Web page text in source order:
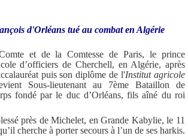
d'Orléans tué au combat en Algérie
et de la Comtesse de Paris, le prince
d’officiers de Cherchell, en Algérie, après
puis son diplôme de l'Institut agricole
Sous-lieutenant au 7ème Bataillon de
fondé par le duc d’Orléans, fils aîné du roi
près de Michelet, en Grande Kabylie, le 11
cherche à porter secours à l’un de ses harkis.